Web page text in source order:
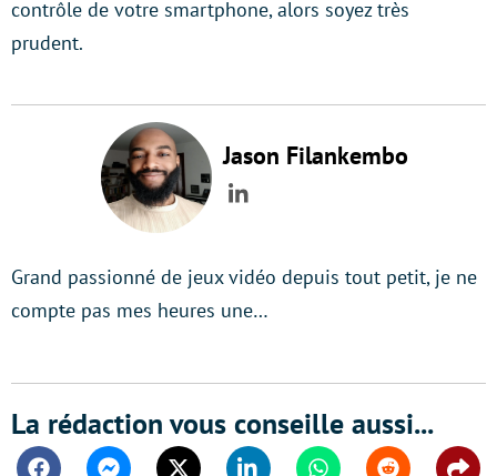
contrôle de votre smartphone, alors soyez très
prudent.
Jason Filankembo
LinkedIn
Grand passionné de jeux vidéo depuis tout petit, je ne
compte pas mes heures une…
La rédaction vous conseille aussi...